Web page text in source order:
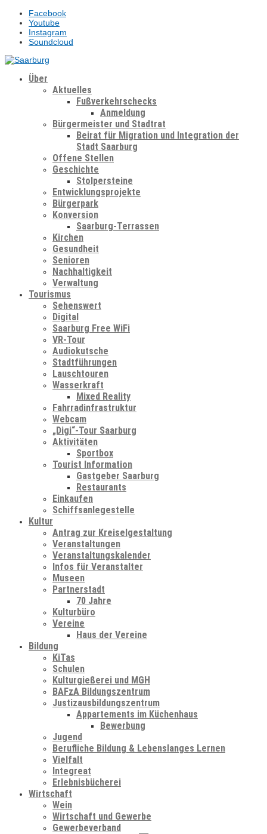
Facebook
Youtube
Instagram
Soundcloud
Über
Aktuelles
Fußverkehrschecks
Anmeldung
Bürgermeister und Stadtrat
Beirat für Migration und Integration der
Stadt Saarburg
Offene Stellen
Geschichte
Stolpersteine
Entwicklungsprojekte
Bürgerpark
Konversion
Saarburg-Terrassen
Kirchen
Gesundheit
Senioren
Nachhaltigkeit
Verwaltung
Tourismus
Sehenswert
Digital
Saarburg Free WiFi
VR-Tour
Audiokutsche
Stadtführungen
Lauschtouren
Wasserkraft
Mixed Reality
Fahrradinfrastruktur
Webcam
„Digi“-Tour Saarburg
Aktivitäten
Sportbox
Tourist Information
Gastgeber Saarburg
Restaurants
Einkaufen
Schiffsanlegestelle
Kultur
Antrag zur Kreiselgestaltung
Veranstaltungen
Veranstaltungskalender
Infos für Veranstalter
Museen
Partnerstadt
70 Jahre
Kulturbüro
Vereine
Haus der Vereine
Bildung
KiTas
Schulen
Kulturgießerei und MGH
BAFzA Bildungszentrum
Justizausbildungszentrum
Appartements im Küchenhaus
Bewerbung
Jugend
Berufliche Bildung & Lebenslanges Lernen
Vielfalt
Integreat
Erlebnisbücherei
Wirtschaft
Wein
Wirtschaft und Gewerbe
Gewerbeverband